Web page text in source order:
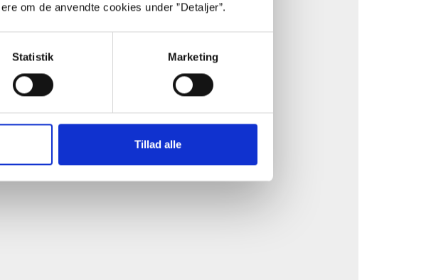
om de anvendte cookies under ”Detaljer”.
Statistik Marketing
Tillad alle
og marketing-cookies.
en tredjepart.